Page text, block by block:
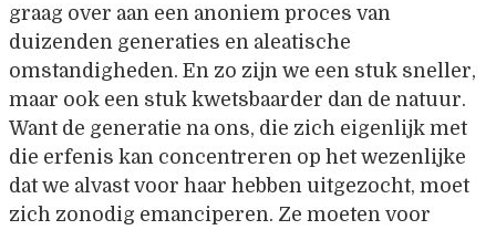
graag over aan een anoniem proces van
duizenden generaties en aleatische
omstandigheden. En zo zijn we een stuk sneller,
maar ook een stuk kwetsbaarder dan de natuur.
Want de generatie na ons, die zich eigenlijk met
die erfenis kan concentreren op het wezenlijke
dat we alvast voor haar hebben uitgezocht, moet
zich zonodig emanciperen. Ze moeten voor